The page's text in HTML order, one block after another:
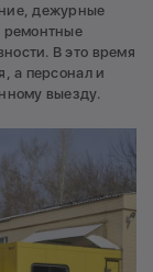
дежурные
ремонтные
В это время
а персонал и
выезду.